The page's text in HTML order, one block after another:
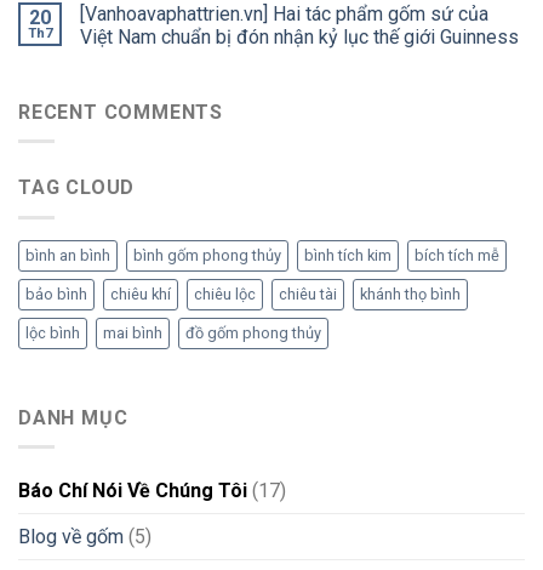
20
Th7
[Vanhoavaphattrien.vn] Hai tác phẩm gốm sứ của
Việt Nam chuẩn bị đón nhận kỷ lục thế giới Guinness
RECENT COMMENTS
TAG CLOUD
bình an bình bình gốm phong thủy bình tích kim bích tích mễ
bảo bình chiêu khí chiêu lộc chiêu tài khánh thọ bình
lộc bình mai bình đồ gốm phong thủy
DANH MỤC
Báo Chí Nói Về Chúng Tôi (17)
Blog về gốm (5)